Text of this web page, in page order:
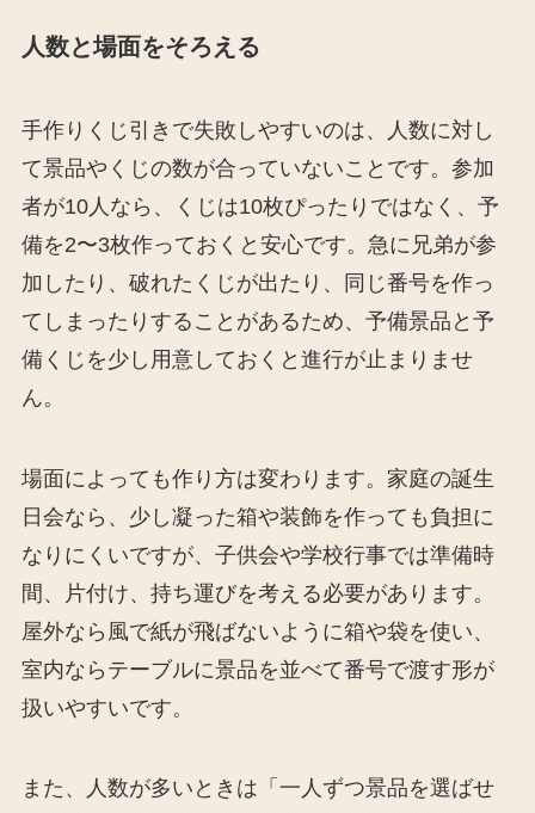
人数と場面をそろえる
手作りくじ引きで失敗しやすいのは、人数に対し
て景品やくじの数が合っていないことです。参加
者が10人なら、くじは10枚ぴったりではなく、予
備を2〜3枚作っておくと安心です。急に兄弟が参
加したり、破れたくじが出たり、同じ番号を作っ
てしまったりすることがあるため、予備景品と予
備くじを少し用意しておくと進行が止まりませ
ん。
場面によっても作り方は変わります。家庭の誕生
日会なら、少し凝った箱や装飾を作っても負担に
なりにくいですが、子供会や学校行事では準備時
間、片付け、持ち運びを考える必要があります。
屋外なら風で紙が飛ばないように箱や袋を使い、
室内ならテーブルに景品を並べて番号で渡す形が
扱いやすいです。
また、人数が多いときは「一人ずつ景品を選ばせ